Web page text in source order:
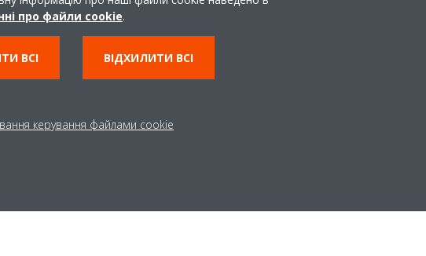
до інтер'єру
відмінно
забезпечує
управління на тлі
в той час як чорний
стильними інтер'єрами,
Білий пульт — елегантне,
про файли cookie.
ВСІ ВІДХИЛИТИ ВСІ
керування файлами cookie